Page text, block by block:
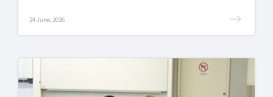
24 June, 2026